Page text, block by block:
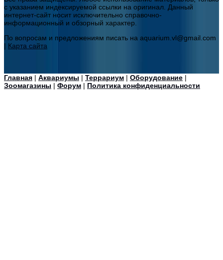
с указанием индексируемой ссылки на оригинал. Данный
интернет-сайт носит исключительно справочно-
информационный и обзорный характер.
По вопросам и предложениям писать на aquarium.vl@gmail.com
| Карта сайта
Главная | Аквариумы | Террариум | Оборудование |
Зоомагазины | Форум | Политика конфиденциальности